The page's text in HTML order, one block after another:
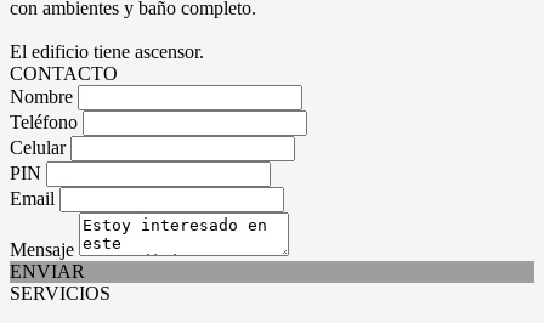
con ambientes y baño completo.
El edificio tiene ascensor.
CONTACTO
Nombre
Teléfono
Celular
PIN
Email
Mensaje
ENVIAR
SERVICIOS